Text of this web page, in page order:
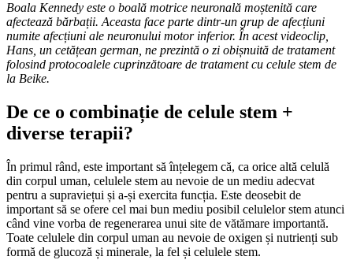
Boala Kennedy este o boală motrice neuronală moștenită care
afectează bărbații. Aceasta face parte dintr-un grup de afecțiuni
numite afecțiuni ale neuronului motor inferior. În acest videoclip,
Hans, un cetățean german, ne prezintă o zi obișnuită de tratament
folosind protocoalele cuprinzătoare de tratament cu celule stem de
la Beike.
De ce o combinație de celule stem +
diverse terapii?
În primul rând, este important să înțelegem că, ca orice altă celulă
din corpul uman, celulele stem au nevoie de un mediu adecvat
pentru a supraviețui și a-și exercita funcția. Este deosebit de
important să se ofere cel mai bun mediu posibil celulelor stem atunci
când vine vorba de regenerarea unui site de vătămare importantă.
Toate celulele din corpul uman au nevoie de oxigen și nutrienți sub
formă de glucoză și minerale, la fel și celulele stem.